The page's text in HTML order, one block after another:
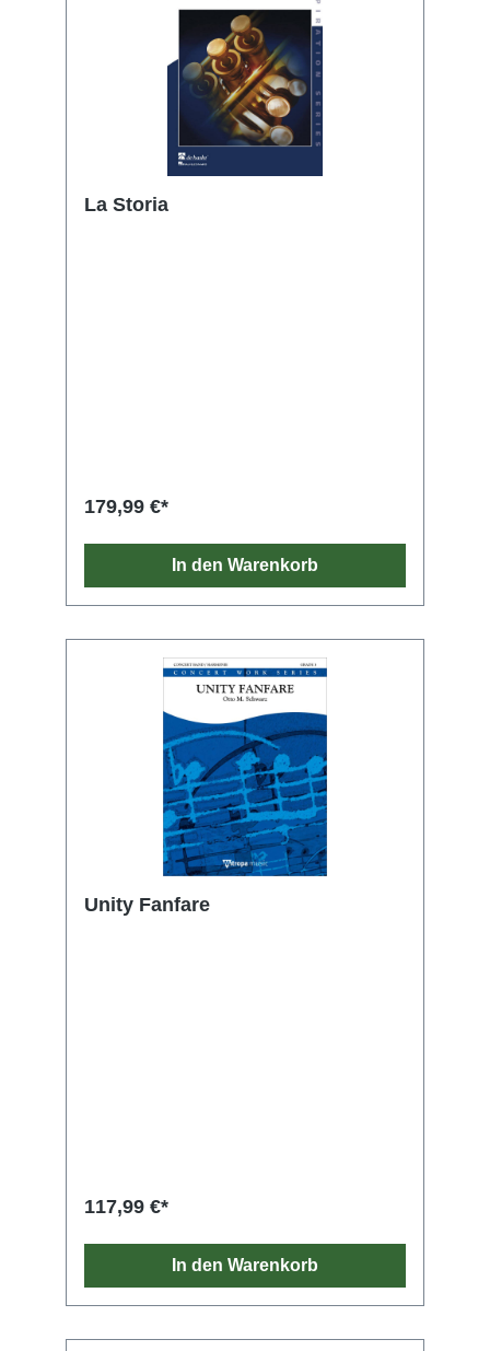
La Storia
179,99 €*
In den Warenkorb
Unity Fanfare
117,99 €*
In den Warenkorb